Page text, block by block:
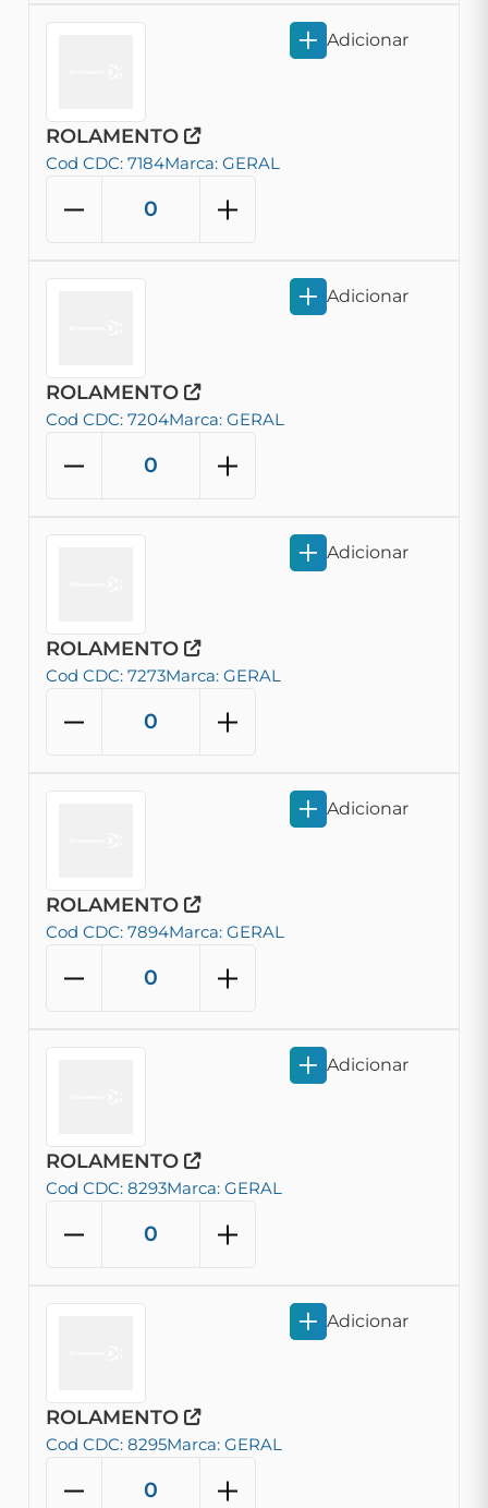
ROLAMENTO
Cod CDC: 7184Marca: GERAL
Adicionar
ROLAMENTO
Cod CDC: 7204Marca: GERAL
Adicionar
ROLAMENTO
Cod CDC: 7273Marca: GERAL
Adicionar
ROLAMENTO
Cod CDC: 7894Marca: GERAL
Adicionar
ROLAMENTO
Cod CDC: 8293Marca: GERAL
Adicionar
ROLAMENTO
Cod CDC: 8295Marca: GERAL
Adicionar